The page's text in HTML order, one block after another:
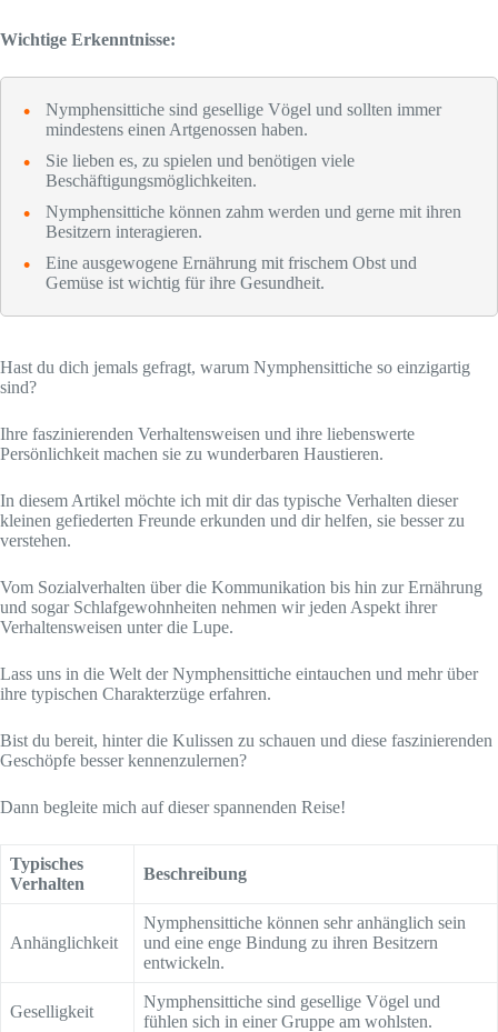
Wichtige Erkenntnisse:
Nymphensittiche sind gesellige Vögel und sollten immer
mindestens einen Artgenossen haben.
Sie lieben es, zu spielen und benötigen viele
Beschäftigungsmöglichkeiten.
Nymphensittiche können zahm werden und gerne mit ihren
Besitzern interagieren.
Eine ausgewogene Ernährung mit frischem Obst und
Gemüse ist wichtig für ihre Gesundheit.
Hast du dich jemals gefragt, warum Nymphensittiche so einzigartig
sind?
Ihre faszinierenden Verhaltensweisen und ihre liebenswerte
Persönlichkeit machen sie zu wunderbaren Haustieren.
In diesem Artikel möchte ich mit dir das typische Verhalten dieser
kleinen gefiederten Freunde erkunden und dir helfen, sie besser zu
verstehen.
Vom Sozialverhalten über die Kommunikation bis hin zur Ernährung
und sogar Schlafgewohnheiten nehmen wir jeden Aspekt ihrer
Verhaltensweisen unter die Lupe.
Lass uns in die Welt der Nymphensittiche eintauchen und mehr über
ihre typischen Charakterzüge erfahren.
Bist du bereit, hinter die Kulissen zu schauen und diese faszinierenden
Geschöpfe besser kennenzulernen?
Dann begleite mich auf dieser spannenden Reise!
Typisches
Verhalten
Beschreibung
Anhänglichkeit
Nymphensittiche können sehr anhänglich sein
und eine enge Bindung zu ihren Besitzern
entwickeln.
Geselligkeit
Nymphensittiche sind gesellige Vögel und
fühlen sich in einer Gruppe am wohlsten.